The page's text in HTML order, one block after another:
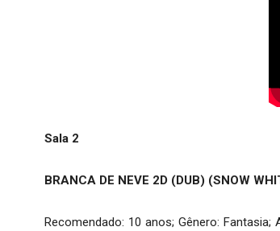
Sala 2
BRANCA DE NEVE 2D (DUB) (SNOW
Recomendado: 10 anos; Gênero: Fantasia;